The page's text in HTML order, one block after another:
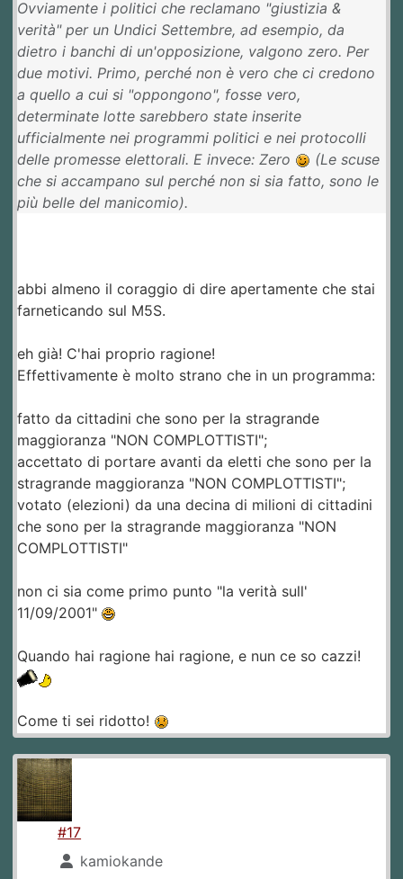
Ovviamente i politici che reclamano "giustizia &
verità" per un Undici Settembre, ad esempio, da
dietro i banchi di un'opposizione, valgono zero. Per
due motivi. Primo, perché non è vero che ci credono
a quello a cui si "oppongono", fosse vero,
determinate lotte sarebbero state inserite
ufficialmente nei programmi politici e nei protocolli
delle promesse elettorali. E invece: Zero
(Le scuse
che si accampano sul perché non si sia fatto, sono le
più belle del manicomio).
abbi almeno il coraggio di dire apertamente che stai
farneticando sul M5S.
eh già! C'hai proprio ragione!
Effettivamente è molto strano che in un programma:
fatto da cittadini che sono per la stragrande
maggioranza "NON COMPLOTTISTI";
accettato di portare avanti da eletti che sono per la
stragrande maggioranza "NON COMPLOTTISTI";
votato (elezioni) da una decina di milioni di cittadini
che sono per la stragrande maggioranza "NON
COMPLOTTISTI"
non ci sia come primo punto "la verità sull'
11/09/2001"
Quando hai ragione hai ragione, e nun ce so cazzi!
Come ti sei ridotto!
#17
kamiokande